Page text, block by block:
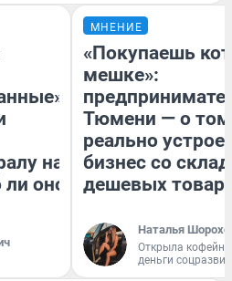
на
оно
МНЕНИЕ
«Покупаешь
мешке»:
Тюмени — о
реально
бизнес со
дешевых
Наталья
Открыла
деньги